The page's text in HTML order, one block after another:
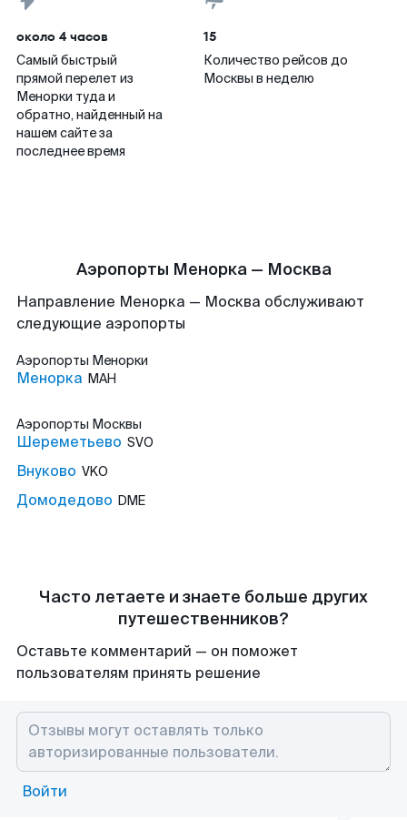
около 4 часов
Самый быстрый
прямой перелет из
Менорки туда и
обратно, найденный на
нашем сайте за
последнее время
15
Количество рейсов до
Москвы в неделю
Аэропорты Менорка — Москва
Направление Менорка — Москва обслуживают
следующие аэропорты
Аэропорты Менорки
Менорка MAH
Аэропорты Москвы
Шереметьево SVO
Внуково VKO
Домодедово DME
Часто летаете и знаете больше других
путешественников?
Оставьте комментарий — он поможет
пользователям принять решение
Войти